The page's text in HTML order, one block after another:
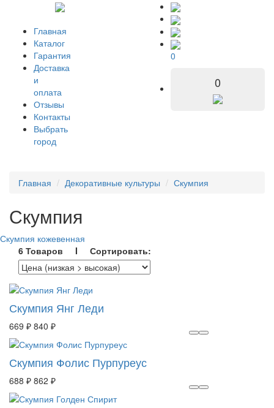
Главная
Каталог
Гарантия
Доставка
и
оплата
Отзывы
Контакты
Выбрать
город
0
0
Главная Декоративные культуры Скумпия
Скумпия
Скумпия кожевенная
6 Товаров I Сортировать:
Скумпия Янг Леди
669 ₽ 840 ₽
Скумпия Фолис Пурпуреус
688 ₽ 862 ₽